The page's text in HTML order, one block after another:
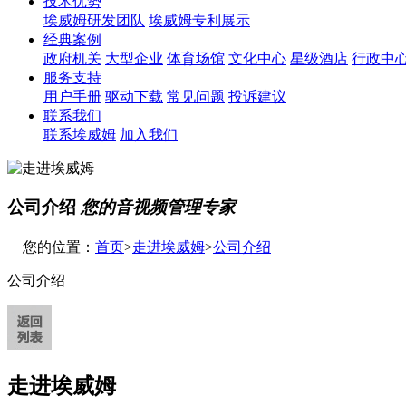
埃威姆研发团队 埃威姆专利展示
经典案例
政府机关 大型企业 体育场馆 文化中心 星级酒店 行政中
服务支持
用户手册 驱动下载 常见问题 投诉建议
联系我们
联系埃威姆 加入我们
公司介绍 您的音视频管理专家
您的位置： 首页>走进埃威姆>公司介绍
公司介绍
走进埃威姆